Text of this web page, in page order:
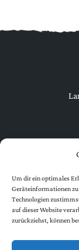
Um dir ein optimales
Geräteinformationen zu
Technologien
auf dieser Website
zurückziehst, können